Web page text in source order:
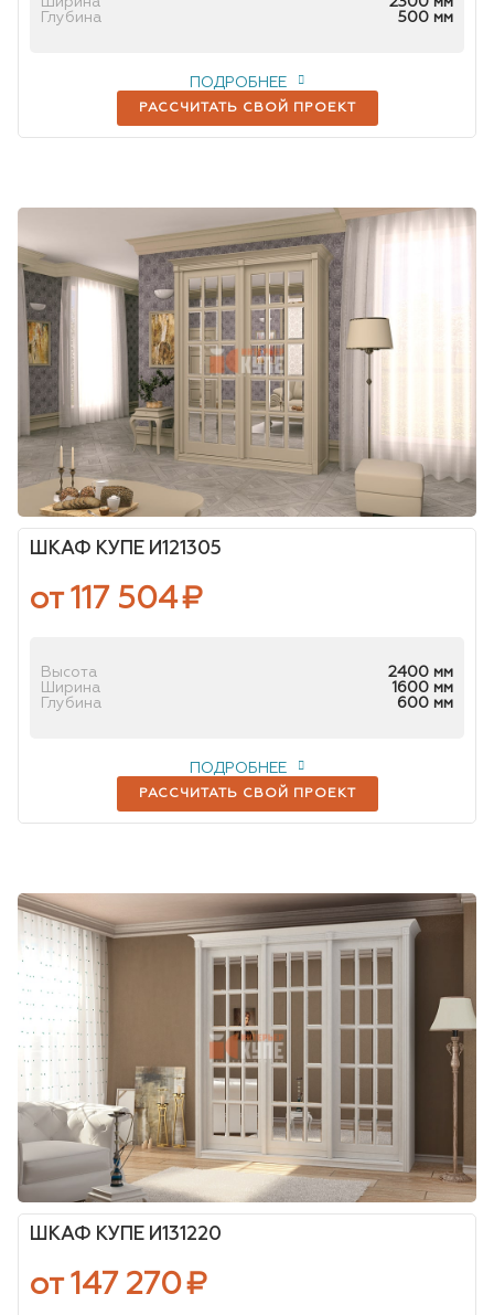
Глубина
500 мм
РАССЧИТАТЬ СВОЙ ПРОЕКТ
ПОДРОБНЕЕ
ШКАФ КУПЕ И121305
от 117 504₽
Высота
2400 мм
Ширина
1600 мм
Глубина
600 мм
РАССЧИТАТЬ СВОЙ ПРОЕКТ
ПОДРОБНЕЕ
ШКАФ КУПЕ И131220
от 147 270₽